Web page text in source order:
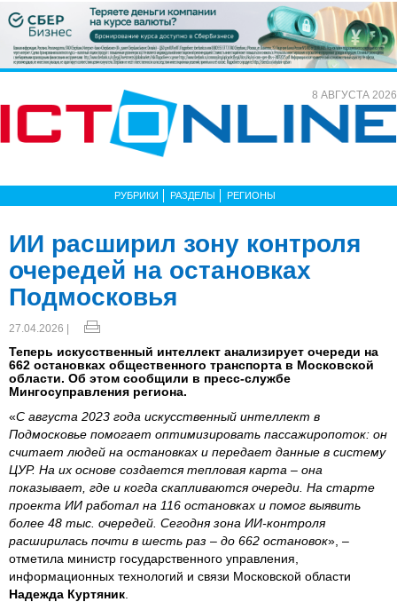
8 АВГУСТА 2026
РУБРИКИ РАЗДЕЛЫ РЕГИОНЫ
ИИ расширил зону контроля
очередей на остановках
Подмосковья
27.04.2026 |
Теперь искусственный интеллект анализирует очереди на
662 остановках общественного транспорта в Московской
области. Об этом сообщили в пресс-службе
Мингосуправления региона.
«С августа 2023 года искусственный интеллект в
Подмосковье помогает оптимизировать пассажиропоток: он
считает людей на остановках и передает данные в систему
ЦУР. На их основе создается тепловая карта – она
показывает, где и когда скапливаются очереди. На старте
проекта ИИ работал на 116 остановках и помог выявить
более 48 тыс. очередей. Сегодня зона ИИ-контроля
расширилась почти в шесть раз – до 662 остановок», –
отметила министр государственного управления,
информационных технологий и связи Московской области
Надежда Куртяник